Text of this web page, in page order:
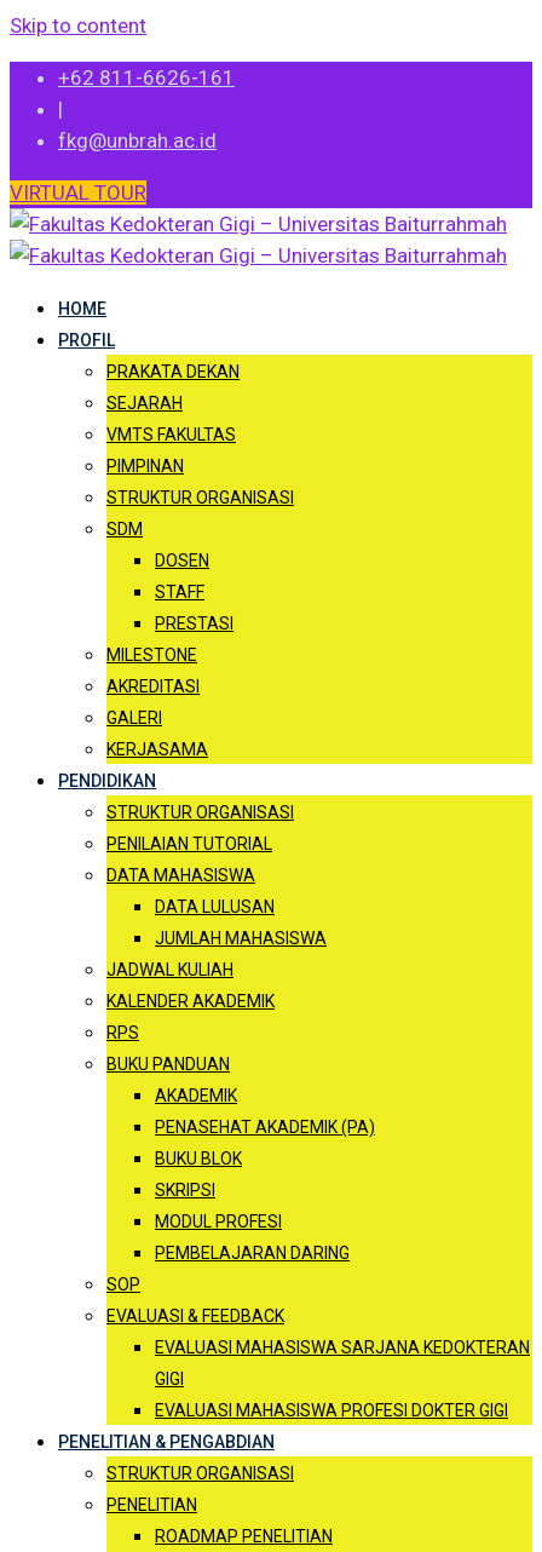
Skip to content
+62 811-6626-161
|
fkg@unbrah.ac.id
VIRTUAL TOUR
HOME
PROFIL
PRAKATA DEKAN
SEJARAH
VMTS FAKULTAS
PIMPINAN
STRUKTUR ORGANISASI
SDM
DOSEN
STAFF
PRESTASI
MILESTONE
AKREDITASI
GALERI
KERJASAMA
PENDIDIKAN
STRUKTUR ORGANISASI
PENILAIAN TUTORIAL
DATA MAHASISWA
DATA LULUSAN
JUMLAH MAHASISWA
JADWAL KULIAH
KALENDER AKADEMIK
RPS
BUKU PANDUAN
AKADEMIK
PENASEHAT AKADEMIK (PA)
BUKU BLOK
SKRIPSI
MODUL PROFESI
PEMBELAJARAN DARING
SOP
EVALUASI & FEEDBACK
EVALUASI MAHASISWA SARJANA KEDOKTERAN
GIGI
EVALUASI MAHASISWA PROFESI DOKTER GIGI
PENELITIAN & PENGABDIAN
STRUKTUR ORGANISASI
PENELITIAN
ROADMAP PENELITIAN